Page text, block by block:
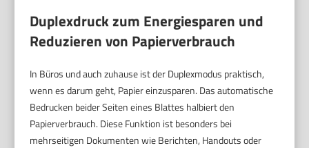
Duplexdruck zum Energiesparen und
Reduzieren von Papierverbrauch
In Büros und auch zuhause ist der Duplexmodus praktisch,
wenn es darum geht, Papier einzusparen. Das automatische
Bedrucken beider Seiten eines Blattes halbiert den
Papierverbrauch. Diese Funktion ist besonders bei
mehrseitigen Dokumenten wie Berichten, Handouts oder